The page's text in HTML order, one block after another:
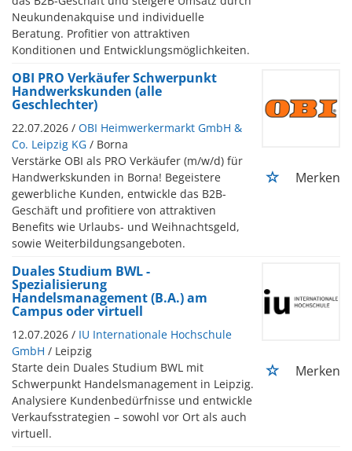
Neukundenakquise und individuelle
Beratung. Profitier von attraktiven
Konditionen und Entwicklungsmöglichkeiten.
OBI PRO Verkäufer Schwerpunkt
Handwerkskunden (alle
Geschlechter)
22.07.2026 / OBI Heimwerkermarkt GmbH &
Co. Leipzig KG / Borna
Verstärke OBI als PRO Verkäufer (m/w/d) für
Handwerkskunden in Borna! Begeistere
gewerbliche Kunden, entwickle das B2B-
Geschäft und profitiere von attraktiven
Benefits wie Urlaubs- und Weihnachtsgeld,
sowie Weiterbildungsangeboten.
Merken
Duales Studium BWL -
Spezialisierung
Handelsmanagement (B.A.) am
Campus oder virtuell
12.07.2026 / IU Internationale Hochschule
GmbH / Leipzig
Starte dein Duales Studium BWL mit
Schwerpunkt Handelsmanagement in Leipzig.
Analysiere Kundenbedürfnisse und entwickle
Verkaufsstrategien – sowohl vor Ort als auch
virtuell.
Merken